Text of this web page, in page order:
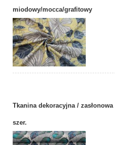
miodowy/mocca/grafitowy
Tkanina dekoracyjna /
szer.